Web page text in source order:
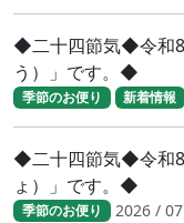
◆二十四節気◆令和8
う）」です。◆
季節のお便り 新着情報
◆二十四節気◆令和8
ょ）」です。◆
季節のお便り 2026 /